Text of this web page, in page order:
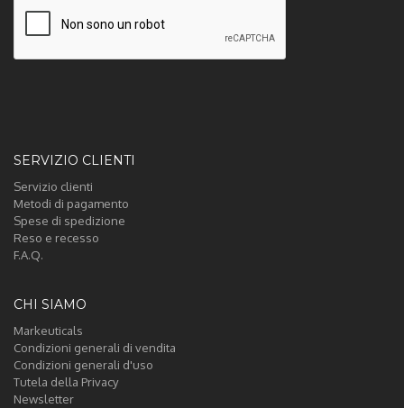
SERVIZIO CLIENTI
Servizio clienti
Metodi di pagamento
Spese di spedizione
Reso e recesso
F.A.Q.
CHI SIAMO
Markeuticals
Condizioni generali di vendita
Condizioni generali d'uso
Tutela della Privacy
Newsletter